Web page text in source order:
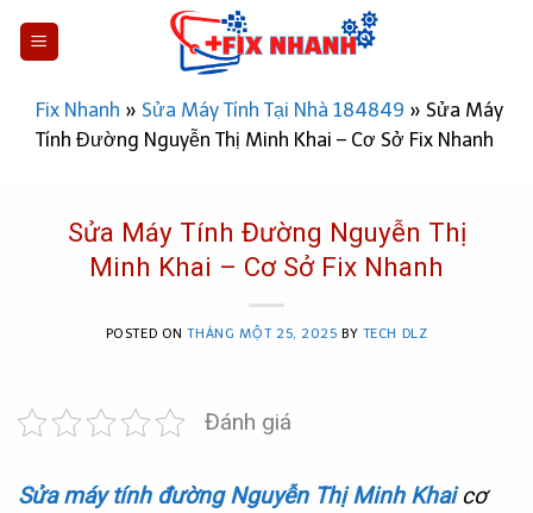
Fix Nhanh » Sửa Máy Tính Tại Nhà 184849 » Sửa Máy
Tính Đường Nguyễn Thị Minh Khai – Cơ Sở Fix Nhanh
Sửa Máy Tính Đường Nguyễn Thị
Minh Khai – Cơ Sở Fix Nhanh
POSTED ONTHÁNG MỘT 25, 2025 BY TECH DLZ
Đánh giá
Sửa máy tính đường Nguyễn Thị Minh Khaicơ